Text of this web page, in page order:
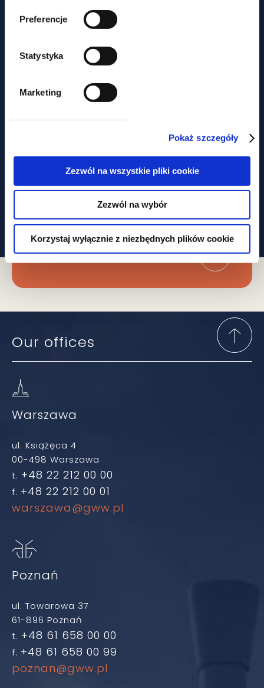
Preferencje
Statystyka
Marketing
Pokaż szczegóły
Zezwól na wszystkie pliki cookie
Zezwól na wybór
Korzystaj wyłącznie z niezbędnych plików cookie
Online training | Revolution in
construction law, key aspects of
changes from April 2024
Concerned about
missing out
on key legal
developments?
Subscribe to our newsletter
Our offices
Warszawa
ul. Książęca 4
00-498 Warszawa
t. +48 22 212 00 00
f. +48 22 212 00 01
warszawa@gww.pl
Poznań
ul. Towarowa 37
61-896 Poznań
t. +48 61 658 00 00
f. +48 61 658 00 99
poznan@gww.pl